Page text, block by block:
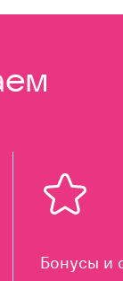
Бонусы и